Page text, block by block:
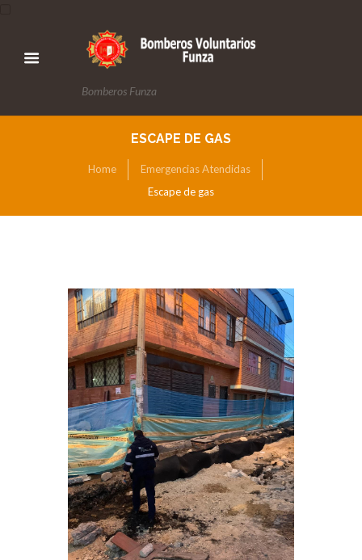
Bomberos Funza
ESCAPE DE GAS
Home
Emergencias Atendidas
Escape de gas